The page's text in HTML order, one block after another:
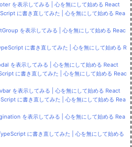
を表示してみる | 心を無にして始める React
に書き直してみた | 心を無にして始める Rea
を表示してみる | 心を無にして始める Reac
に書き直してみた | 心を無にして始める R
を表示してみる | 心を無にして始める React
に書き直してみた | 心を無にして始める Reac
を表示してみる | 心を無にして始める React
に書き直してみた | 心を無にして始める Rea
を表示してみる | 心を無にして始める Rea
に書き直してみた | 心を無にして始める